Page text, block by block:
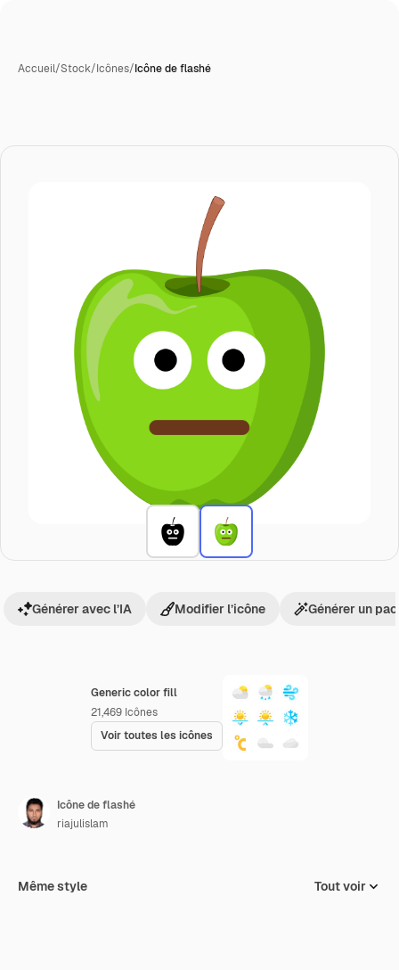
Accueil/Stock/Icônes/Icône de flashé
Generic color fill
21,469 Icônes
Voir toutes les icônes
Générer avec l’IA Modifier l’icône Générer un
Icône de flashé
riajulislam
Même style Tout voir